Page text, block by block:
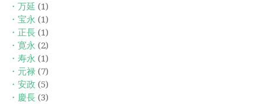
・万延 (1)
・宝永 (1)
・正長 (1)
・寛永 (2)
・寿永 (1)
・元禄 (7)
・安政 (5)
・慶長 (3)